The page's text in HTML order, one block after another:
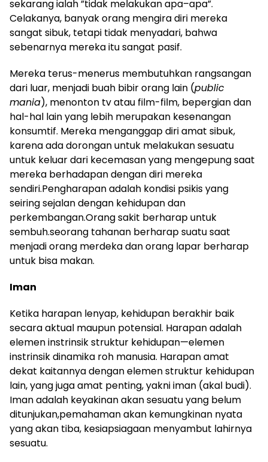
sekarang ialah ”tidak melakukan apa–apa”.
Celakanya, banyak orang mengira diri mereka
sangat sibuk, tetapi tidak menyadari, bahwa
sebenarnya mereka itu sangat pasif.
Mereka terus-menerus membutuhkan rangsangan
dari luar, menjadi buah bibir orang lain (public
mania), menonton tv atau film-film, bepergian dan
hal-hal lain yang lebih merupakan kesenangan
konsumtif. Mereka menganggap diri amat sibuk,
karena ada dorongan untuk melakukan sesuatu
untuk keluar dari kecemasan yang mengepung saat
mereka berhadapan dengan diri mereka
sendiri.Pengharapan adalah kondisi psikis yang
seiring sejalan dengan kehidupan dan
perkembangan.Orang sakit berharap untuk
sembuh.seorang tahanan berharap suatu saat
menjadi orang merdeka dan orang lapar berharap
untuk bisa makan.
Iman
Ketika harapan lenyap, kehidupan berakhir baik
secara aktual maupun potensial. Harapan adalah
elemen instrinsik struktur kehidupan—elemen
instrinsik dinamika roh manusia. Harapan amat
dekat kaitannya dengan elemen struktur kehidupan
lain, yang juga amat penting, yakni iman (akal budi).
Iman adalah keyakinan akan sesuatu yang belum
ditunjukan,pemahaman akan kemungkinan nyata
yang akan tiba, kesiapsiagaan menyambut lahirnya
sesuatu.